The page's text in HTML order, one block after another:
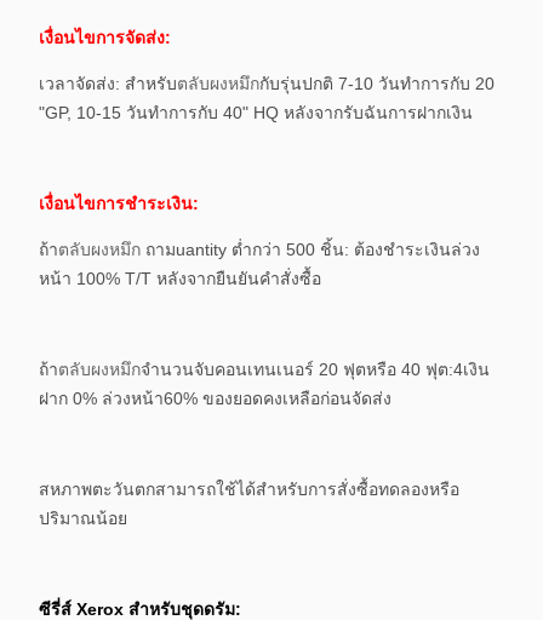
เงื่อนไขการจัดส่ง:
เวลาจัดส่ง: สำหรับตลับผงหมึกกับรุ่นปกติ 7-10 วันทำการกับ 20
"GP, 10-15 วันทำการกับ 40" HQ หลังจากรับฉันการฝากเงิน
เงื่อนไขการชำระเงิน:
ถ้าตลับผงหมึก ถามuantity ต่ำกว่า 500 ชิ้น: ต้องชำระเงินล่วง
หน้า 100% T/T หลังจากยืนยันคำสั่งซื้อ
ถ้าตลับผงหมึกจำนวนจับคอนเทนเนอร์ 20 ฟุตหรือ 40 ฟุต:4เงิน
ฝาก 0% ล่วงหน้า60% ของยอดคงเหลือก่อนจัดส่ง
สหภาพตะวันตกสามารถใช้ได้สำหรับการสั่งซื้อทดลองหรือ
ปริมาณน้อย
ซีรี่ส์ Xerox สำหรับชุดดรัม: